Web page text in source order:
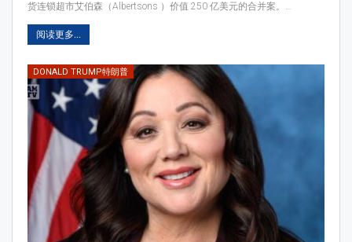
货连锁超市艾伯森（Albertsons ）价值 250 亿美元的合并案。…
阅读更多...
DONALD TRUMP特朗普